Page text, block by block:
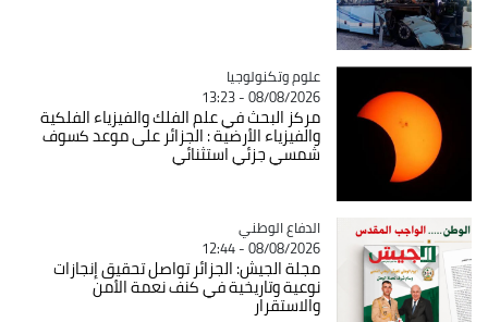
Catégorie
علوم وتكنولوجيا
08/08/2026 - 13:23
مركز البحث في علم الفلك والفيزياء الفلكية
والفيزياء الأرضية : الجزائر على موعد كسوف
شمسي جزئي استثنائي
Catégorie
الدفاع الوطني
08/08/2026 - 12:44
مجلة الجيش: الجزائر تواصل تحقيق إنجازات
نوعية وتاريخية في كنف نعمة الأمن
والاستقرار